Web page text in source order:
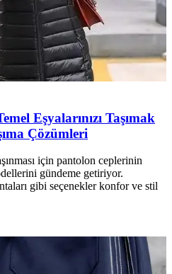
Eşyalarınızı Taşımak
Çözümleri
için pantolon ceplerinin
gündeme getiriyor.
gibi seçenekler konfor ve stil